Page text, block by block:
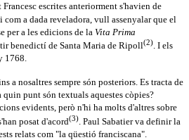
escrites anteriorment s'havien de
i com a dada reveladora, vull assenyalar que el
per a les edicions de la Vita Prima
benedictí de Santa Maria de Ripoll(2). I els
1768.
a nosaltres sempre són posteriors. Es tracta de
punt són textuals aquestes còpies?
evidents, però n'hi ha molts d'altres sobre
posat d'acord(3) . Paul Sabatier va definir la
relats com "la qüestió franciscana".